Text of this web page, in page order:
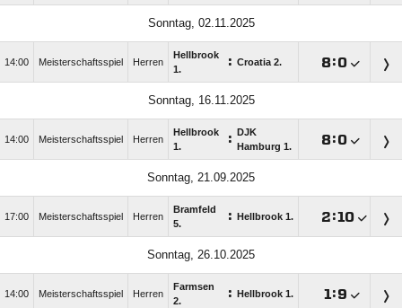
Sonntag, 02.11.2025
14:00 Meisterschaftsspiel Herren
Hellbrook
1.
: Croatia 2. :
Sonntag, 16.11.2025
14:00 Meisterschaftsspiel Herren
Hellbrook
1.
:
DJK
Hamburg 1.
:
Sonntag, 21.09.2025
17:00 Meisterschaftsspiel Herren
Bramfeld
5.
: Hellbrook 1. :
Sonntag, 26.10.2025
14:00 Meisterschaftsspiel Herren
Farmsen
2.
: Hellbrook 1. :